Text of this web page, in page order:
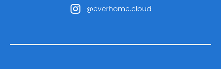
@everhome.cloud